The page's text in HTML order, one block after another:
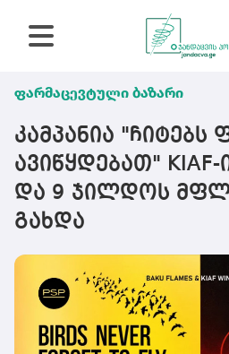
ფარმაცევტული ბაზარი
კამპანია "ჩიტებს
ავიწყდებათ"
და 9 ჯილდოს
გახდა